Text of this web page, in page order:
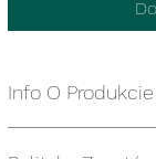
Info O Produkcie